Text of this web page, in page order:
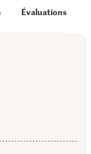
Évaluations